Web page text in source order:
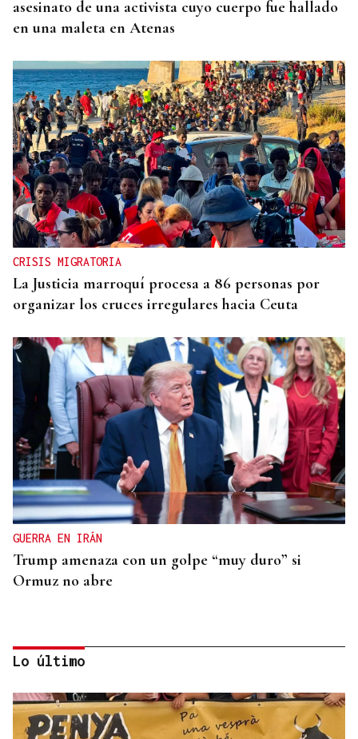
asesinato de una activista cuyo cuerpo fue hallado
en una maleta en Atenas
CRISIS MIGRATORIA
La Justicia marroquí procesa a 86 personas por
organizar los cruces irregulares hacia Ceuta
GUERRA EN IRÁN
Trump amenaza con un golpe “muy duro” si
Ormuz no abre
Lo último